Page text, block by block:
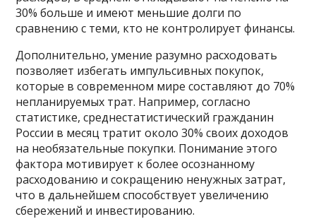
30% больше и имеют меньшие долги по
сравнению с теми, кто не контролирует финансы.
Дополнительно, умение разумно расходовать
позволяет избегать импульсивных покупок,
которые в современном мире составляют до 70%
непланируемых трат. Например, согласно
статистике, среднестатистический гражданин
России в месяц тратит около 30% своих доходов
на необязательные покупки. Понимание этого
фактора мотивирует к более осознанному
расходованию и сокращению ненужных затрат,
что в дальнейшем способствует увеличению
сбережений и инвестированию.